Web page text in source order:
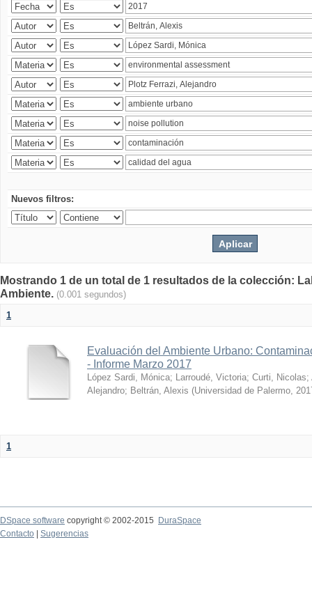
Nuevos filtros:
Mostrando 1 de un total de 1 resultados de la colección:
Ambiente. (0.001 segundos)
1
Evaluación del Ambiente Urbano:
- Informe Marzo 2017
López Sardi, Mónica; Larroudé, Victoria; Curti, Nicolas;
Alejandro; Beltrán, Alexis (Universidad de Palermo,
1
DSpace software copyright © 2002-2015
DuraSpace
Contacto
Sugerencias